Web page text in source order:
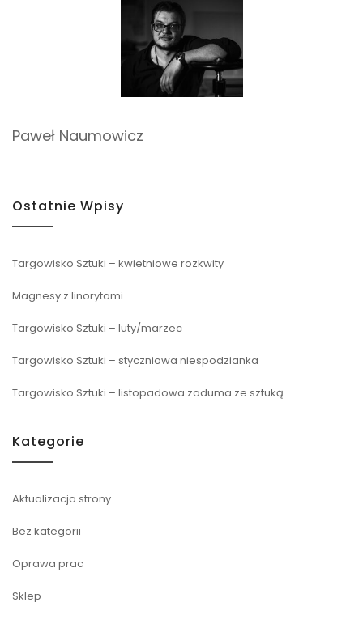
Paweł Naumowicz
Ostatnie Wpisy
Targowisko Sztuki – kwietniowe rozkwity
Magnesy z linorytami
Targowisko Sztuki – luty/marzec
Targowisko Sztuki – styczniowa niespodzianka
Targowisko Sztuki – listopadowa zaduma ze sztuką
Kategorie
Aktualizacja strony
Bez kategorii
Oprawa prac
Sklep